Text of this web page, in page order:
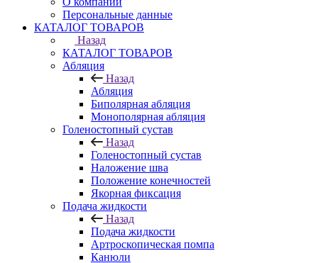
Персональные данные
КАТАЛОГ ТОВАРОВ
Назад
КАТАЛОГ ТОВАРОВ
Абляция
Назад
Абляция
Биполярная абляция
Монополярная абляция
Голеностопный сустав
Назад
Голеностопный сустав
Наложение шва
Положение конечностей
Якорная фиксация
Подача жидкости
Назад
Подача жидкости
Артроскопическая помпа
Канюли